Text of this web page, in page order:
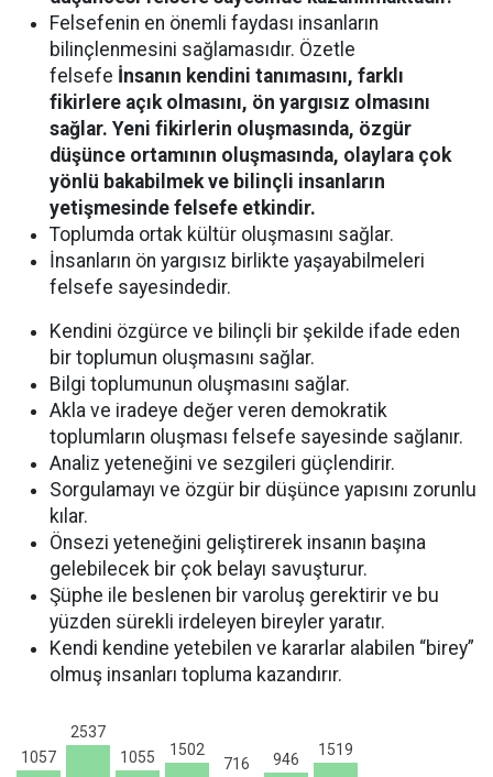
Felsefenin en önemli faydası insanların
bilinçlenmesini sağlamasıdır. Özetle
felsefe İnsanın kendini tanımasını, farklı
fikirlere açık olmasını, ön yargısız olmasını
sağlar. Yeni fikirlerin oluşmasında, özgür
düşünce ortamının oluşmasında, olaylara çok
yönlü bakabilmek ve bilinçli insanların
yetişmesinde felsefe etkindir.
Toplumda ortak kültür oluşmasını sağlar.
İnsanların ön yargısız birlikte yaşayabilmeleri
felsefe sayesindedir.
Kendini özgürce ve bilinçli bir şekilde ifade eden
bir toplumun oluşmasını sağlar.
Bilgi toplumunun oluşmasını sağlar.
Akla ve iradeye değer veren demokratik
toplumların oluşması felsefe sayesinde sağlanır.
Analiz yeteneğini ve sezgileri güçlendirir.
Sorgulamayı ve özgür bir düşünce yapısını zorunlu
kılar.
Önsezi yeteneğini geliştirerek insanın başına
gelebilecek bir çok belayı savuşturur.
Şüphe ile beslenen bir varoluş gerektirir ve bu
yüzden sürekli irdeleyen bireyler yaratır.
Kendi kendine yetebilen ve kararlar alabilen “birey”
olmuş insanları topluma kazandırır.
1057
2537
1055
1502
716 946
1519